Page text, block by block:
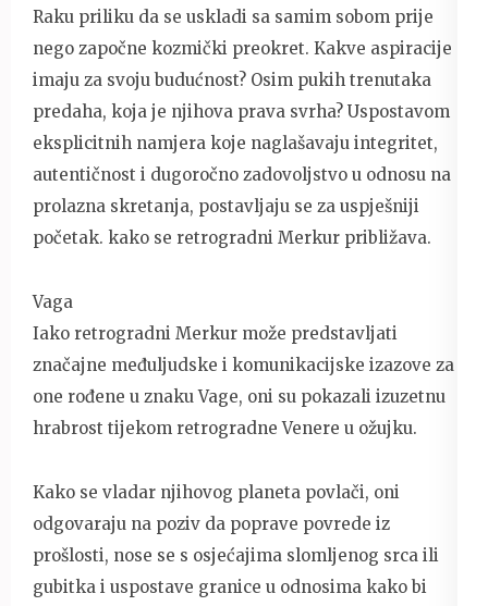
Raku priliku da se uskladi sa samim sobom prije
nego započne kozmički preokret. Kakve aspiracije
imaju za svoju budućnost? Osim pukih trenutaka
predaha, koja je njihova prava svrha? Uspostavom
eksplicitnih namjera koje naglašavaju integritet,
autentičnost i dugoročno zadovoljstvo u odnosu na
prolazna skretanja, postavljaju se za uspješniji
početak. kako se retrogradni Merkur približava.
Vaga
Iako retrogradni Merkur može predstavljati
značajne međuljudske i komunikacijske izazove za
one rođene u znaku Vage, oni su pokazali izuzetnu
hrabrost tijekom retrogradne Venere u ožujku.
Kako se vladar njihovog planeta povlači, oni
odgovaraju na poziv da poprave povrede iz
prošlosti, nose se s osjećajima slomljenog srca ili
gubitka i uspostave granice u odnosima kako bi